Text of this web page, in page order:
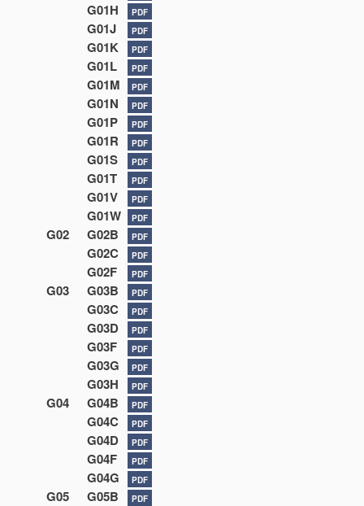
G01H PDF
G01J PDF
G01K PDF
G01L PDF
G01M PDF
G01N PDF
G01P PDF
G01R PDF
G01S PDF
G01T PDF
G01V PDF
G01W PDF
G02 G02B PDF
G02C PDF
G02F PDF
G03 G03B PDF
G03C PDF
G03D PDF
G03F PDF
G03G PDF
G03H PDF
G04 G04B PDF
G04C PDF
G04D PDF
G04F PDF
G04G PDF
G05 G05B PDF